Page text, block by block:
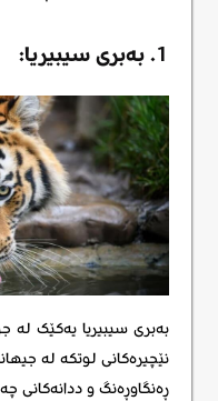
1. بەبری سیبیریا:
بەبری سیبیریا یەکێک لە
نێچیرەکانی لوتکە لە
ڕەنگاوڕەنگ و ددانەکانی